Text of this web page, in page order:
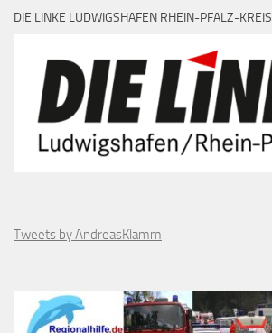
DIE LINKE LUDWIGSHAFEN RHEIN-PFALZ-KREIS
Tweets by AndreasKlamm